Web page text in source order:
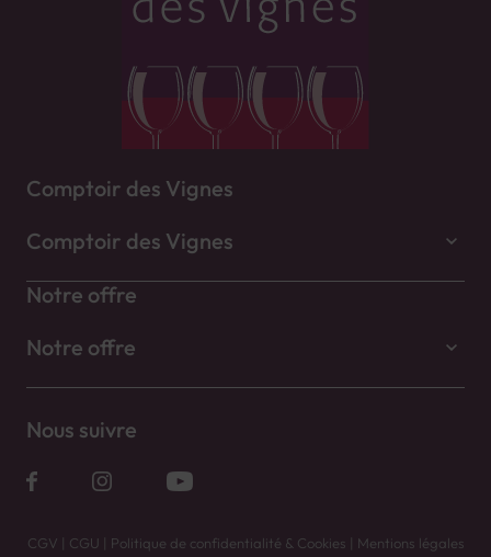
Comptoir des Vignes
Comptoir des Vignes
Notre offre
Notre offre
Nous suivre
CGV | CGU | Politique de confidentialité & Cookies | Mentions légales